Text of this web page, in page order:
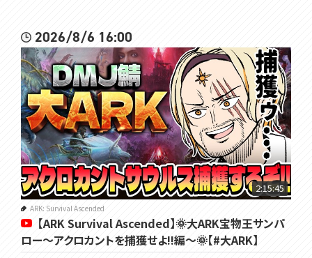
2026/8/6 16:00
2:15:45
ARK: Survival Ascended
【ARK Survival Ascended】🌞大ARK宝物王サンパ
ロー～アクロカントを捕獲せよ!!編～🌞【#大ARK】